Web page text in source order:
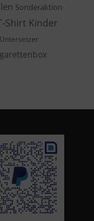
Sonderaktion
Shirt Kinder
Untersetzer